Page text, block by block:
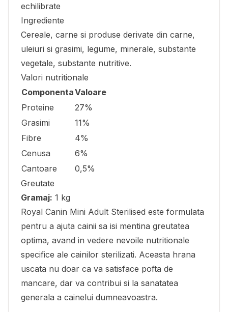
echilibrate
Ingrediente
Cereale, carne si produse derivate din carne,
uleiuri si grasimi, legume, minerale, substante
vegetale, substante nutritive.
Valori nutritionale
ComponentaValoare
Proteine
27%
Grasimi
11%
Fibre
4%
Cenusa
6%
Cantoare
0,5%
Greutate
Gramaj: 1 kg
Royal Canin Mini Adult Sterilised este formulata
pentru a ajuta cainii sa isi mentina greutatea
optima, avand in vedere nevoile nutritionale
specifice ale cainilor sterilizati. Aceasta hrana
uscata nu doar ca va satisface pofta de
mancare, dar va contribui si la sanatatea
generala a cainelui dumneavoastra.